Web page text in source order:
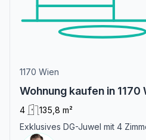
1170 Wien
Wohnung kaufen in 1170
4
135,8 m²
Exklusives DG-Juwel mit 4